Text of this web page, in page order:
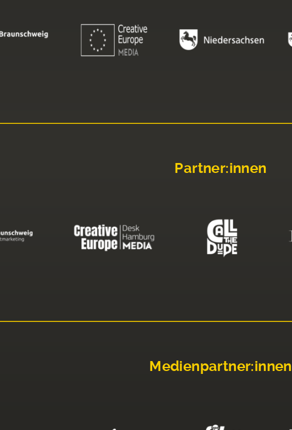
Partner:innen
Medienpartner:innen